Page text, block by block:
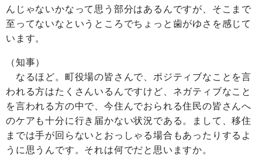
んじゃないかなって思う部分はあるんですが、そこまで
至ってないなというところでちょっと歯がゆさを感じて
います。
（知事）
なるほど。町役場の皆さんで、ポジティブなことを言
われる方はたくさんいるんですけど、ネガティブなこと
を言われる方の中で、今住んでおられる住民の皆さんへ
のケアも十分に行き届かない状況である。まして、移住
までは手が回らないとおっしゃる場合もあったりするよ
うに思うんです。それは何でだと思いますか。